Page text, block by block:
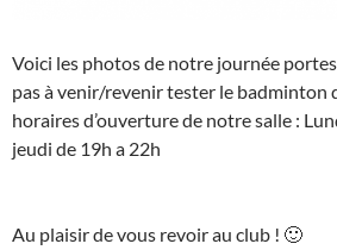
Voici les photos de notre journée
pas à venir/revenir tester le badminton
horaires d’ouverture de notre salle :
jeudi de 19h a 22h
Au plaisir de vous revoir au club ! 🙂